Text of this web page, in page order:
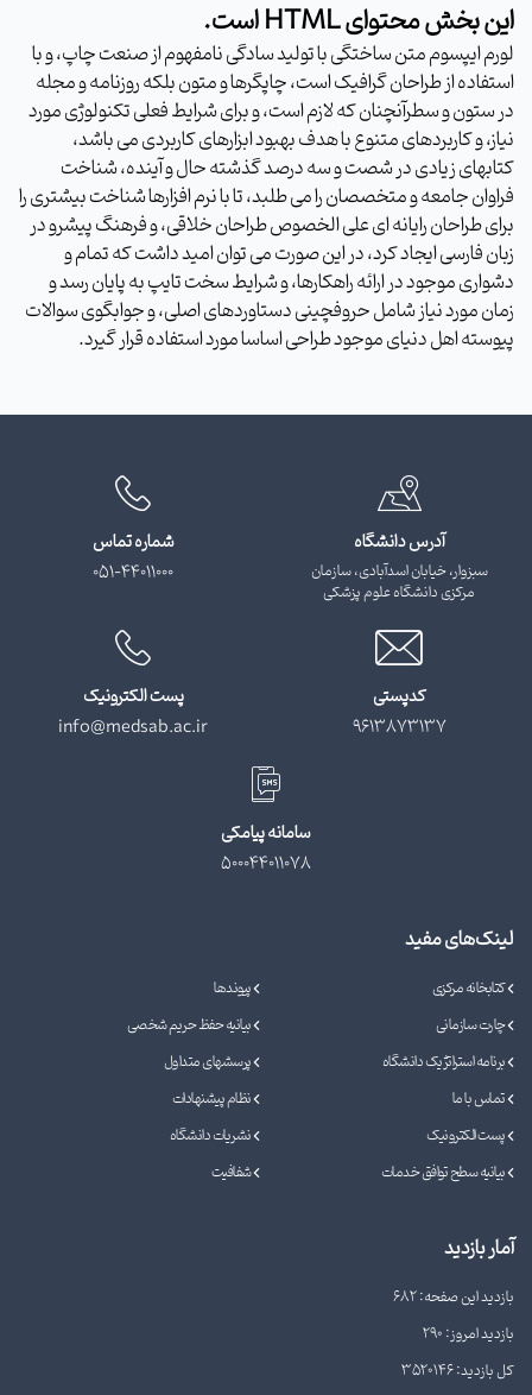
این بخش محتوای HTML است.
لورم ایپسوم متن ساختگی با تولید سادگی نامفهوم از صنعت چاپ، و با
استفاده از طراحان گرافیک است، چاپگرها و متون بلکه روزنامه و مجله
در ستون و سطرآنچنان که لازم است، و برای شرایط فعلی تکنولوژی مورد
نیاز، و کاربردهای متنوع با هدف بهبود ابزارهای کاربردی می باشد،
کتابهای زیادی در شصت و سه درصد گذشته حال و آینده، شناخت
فراوان جامعه و متخصصان را می طلبد، تا با نرم افزارها شناخت بیشتری را
برای طراحان رایانه ای علی الخصوص طراحان خلاقی، و فرهنگ پیشرو در
زبان فارسی ایجاد کرد، در این صورت می توان امید داشت که تمام و
دشواری موجود در ارائه راهکارها، و شرایط سخت تایپ به پایان رسد و
زمان مورد نیاز شامل حروفچینی دستاوردهای اصلی، و جوابگوی سوالات
پیوسته اهل دنیای موجود طراحی اساسا مورد استفاده قرار گیرد.
آدرس دانشگاه
سبزوار، خیابان اسدآبادی، سازمان
مرکزی دانشگاه علوم پزشکی
شماره تماس
051-44011000
کدپستی
9613873137
پست الکترونیک
info@medsab.ac.ir
سامانه پیامکی
500044011078
لینک‌های مفید
کتابخانه مرکزی
پیوندها
چارت سازمانی
بیانیه حفظ حریم شخصی
برنامه استراتژیک دانشگاه
پرسشهای متداول
تماس با ما
نظام پیشنهادات
پست الکترونیک
نشریات دانشگاه
بیانیه سطح توافق خدمات
شفافیت
آمار بازدید
بازدید این صفحه: 682
بازدید امروز: 290
کل بازدید: 3520146